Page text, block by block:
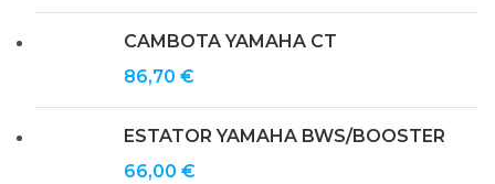
CAMBOTA YAMAHA CT
86,70 €
ESTATOR YAMAHA BWS/BOOSTER
66,00 €